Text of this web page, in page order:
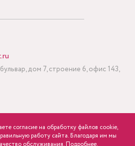
Минимальный заказ ткани от 3 метров
дом 7, строение 6, офис 143,
НА НОВОСТИ
согласие на обработку файлов cookie,
работу сайта. Благодаря им мы
обслуживания. Подробнее.